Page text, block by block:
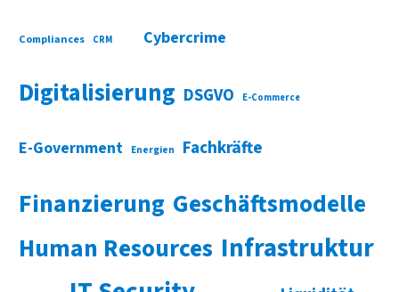
Compliances CRM Cybercrime
Digitalisierung DSGVO E-Commerce
E-Government Energien Fachkräfte
Finanzierung Geschäftsmodelle
Human Resources Infrastruktur